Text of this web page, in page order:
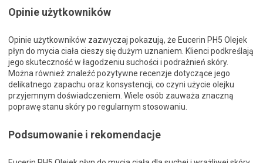
Opinie użytkowników
Opinie użytkowników zazwyczaj pokazują, że Eucerin PH5 Olejek
płyn do mycia ciała cieszy się dużym uznaniem. Klienci podkreślają
jego skuteczność w łagodzeniu suchości i podrażnień skóry.
Można również znaleźć pozytywne recenzje dotyczące jego
delikatnego zapachu oraz konsystencji, co czyni użycie olejku
przyjemnym doświadczeniem. Wiele osób zauważa znaczną
poprawę stanu skóry po regularnym stosowaniu.
Podsumowanie i rekomendacje